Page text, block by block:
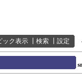
ック表示 検索 設定